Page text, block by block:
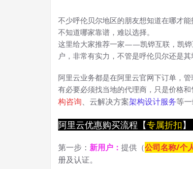
不少呼伦贝尔地区的朋友想知道在哪才
不知道哪家靠谱，难以选择。
这里给大家推荐一家——凯铧互联，凯铧
户，非常有实力，不管是呼伦贝尔还是其
阿里云业务都是在阿里云官网下订单，
有必要必须找当地的代理商，只是价格和
构咨询、云解决方案架构设计服务等
阿里云优惠购买流程【专属折扣】
第一步： 新用户 ： 提供（公司名称/个
册及认证。